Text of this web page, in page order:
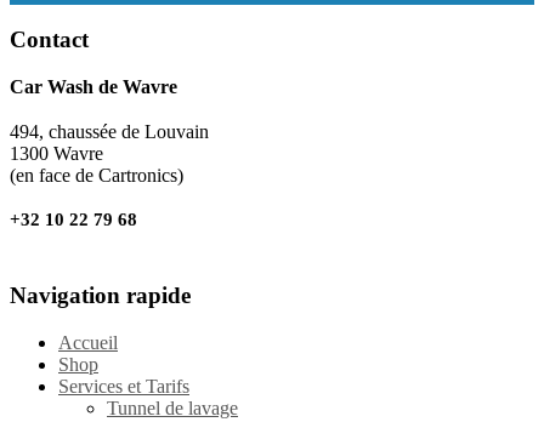
Contact
Car Wash de Wavre
494, chaussée de Louvain
1300 Wavre
(en face de Cartronics)
+32 10 22 79 68
Navigation rapide
Accueil
Shop
Services et Tarifs
Tunnel de lavage